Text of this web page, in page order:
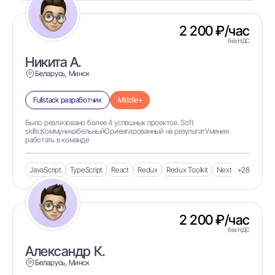
Adobe Photoshop
Adobe XD
ADR
AEM
AEM Platform
Aerospike
AES
After Effects
AfterEeffects
Agenda
Agile
Agile (SCRUM, Kanban)
Agile (Scrum)
Никита А.
Беларусь, Минск
2 200 ₽/час
без НДС
Fullstack разработчик Middle+
Было реализовано более 4 успешных проектов. Soft
skills:КоммуникабельныйОриентированный на результатУмение
работать в команде
JavaScript TypeScript React Redux Redux Toolkit Next.js+28
Александр К.
Беларусь, Минск
2 200 ₽/час
без НДС